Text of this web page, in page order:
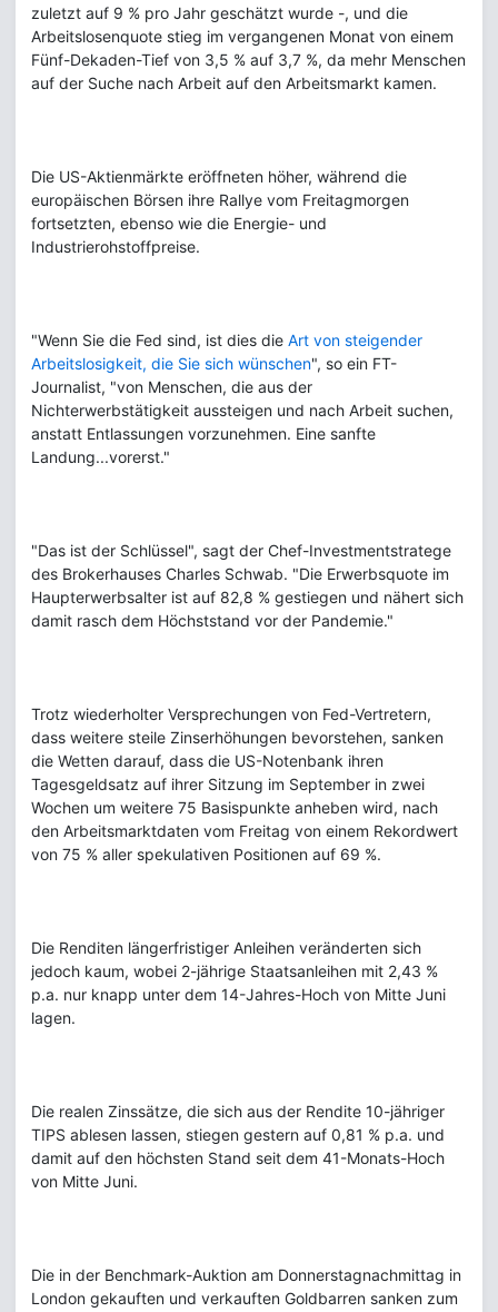
zuletzt auf 9 % pro Jahr geschätzt wurde -, und die
Arbeitslosenquote stieg im vergangenen Monat von einem
Fünf-Dekaden-Tief von 3,5 % auf 3,7 %, da mehr Menschen
auf der Suche nach Arbeit auf den Arbeitsmarkt kamen.
Die US-Aktienmärkte eröffneten höher, während die
europäischen Börsen ihre Rallye vom Freitagmorgen
fortsetzten, ebenso wie die Energie- und
Industrierohstoffpreise.
"Wenn Sie die Fed sind, ist dies die Art von steigender
Arbeitslosigkeit, die Sie sich wünschen", so ein FT-
Journalist, "von Menschen, die aus der
Nichterwerbstätigkeit aussteigen und nach Arbeit suchen,
anstatt Entlassungen vorzunehmen. Eine sanfte
Landung...vorerst."
"Das ist der Schlüssel", sagt der Chef-Investmentstratege
des Brokerhauses Charles Schwab. "Die Erwerbsquote im
Haupterwerbsalter ist auf 82,8 % gestiegen und nähert sich
damit rasch dem Höchststand vor der Pandemie."
Trotz wiederholter Versprechungen von Fed-Vertretern,
dass weitere steile Zinserhöhungen bevorstehen, sanken
die Wetten darauf, dass die US-Notenbank ihren
Tagesgeldsatz auf ihrer Sitzung im September in zwei
Wochen um weitere 75 Basispunkte anheben wird, nach
den Arbeitsmarktdaten vom Freitag von einem Rekordwert
von 75 % aller spekulativen Positionen auf 69 %.
Die Renditen längerfristiger Anleihen veränderten sich
jedoch kaum, wobei 2-jährige Staatsanleihen mit 2,43 %
p.a. nur knapp unter dem 14-Jahres-Hoch von Mitte Juni
lagen.
Die realen Zinssätze, die sich aus der Rendite 10-jähriger
TIPS ablesen lassen, stiegen gestern auf 0,81 % p.a. und
damit auf den höchsten Stand seit dem 41-Monats-Hoch
von Mitte Juni.
Die in der Benchmark-Auktion am Donnerstagnachmittag in
London gekauften und verkauften Goldbarren sanken zum